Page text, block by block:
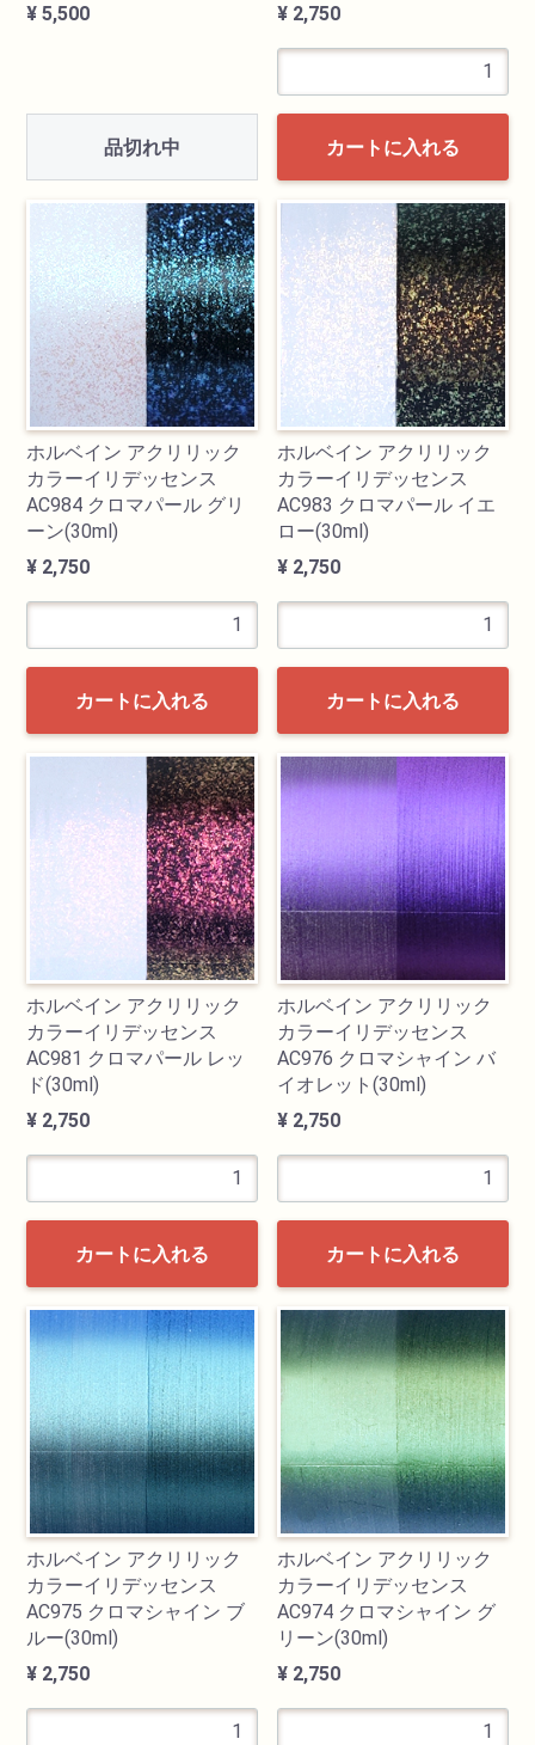
¥ 5,500
品切れ中
¥ 2,750
カートに入れる
ホルベイン アクリリック
カラーイリデッセンス
AC984 クロマパール グリ
ーン(30ml)
¥ 2,750
カートに入れる
ホルベイン アクリリック
カラーイリデッセンス
AC983 クロマパール イエ
ロー(30ml)
¥ 2,750
カートに入れる
ホルベイン アクリリック
カラーイリデッセンス
AC981 クロマパール レッ
ド(30ml)
¥ 2,750
カートに入れる
ホルベイン アクリリック
カラーイリデッセンス
AC976 クロマシャイン バ
イオレット(30ml)
¥ 2,750
カートに入れる
ホルベイン アクリリック
カラーイリデッセンス
AC975 クロマシャイン ブ
ルー(30ml)
¥ 2,750
ホルベイン アクリリック
カラーイリデッセンス
AC974 クロマシャイン グ
リーン(30ml)
¥ 2,750
画材
油絵具
透明水彩絵具
不透明水彩絵具
アクリル絵具
日本画絵具
画溶液
地塗り材・メディウム
コピック用品
水彩色鉛筆
パステル
ペン・マーカー
インク
鉛筆・木炭
紙・スケッチブック
製図用品
キャンバス・パネル
その他文具
雑貨
書籍